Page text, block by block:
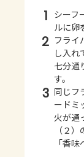
1 シーフ
ルに卵
2 フライ
し入れ
七分通
す。
3 同じフ
ードミ
火が通
（２
「香